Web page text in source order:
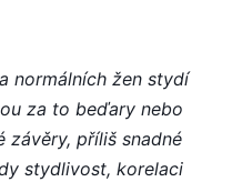
normálních žen stydí
za to beďary nebo
závěry, příliš snadné
stydlivost, korelaci